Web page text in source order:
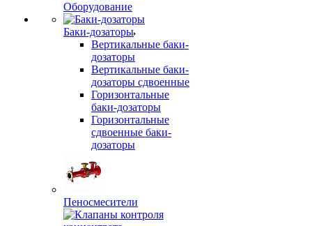
Оборудование
Баки-дозаторы
Вертикальные баки-
дозаторы
Вертикальные баки-
дозаторы сдвоенные
Горизонтальные
баки-дозаторы
Горизонтальные
сдвоенные баки-
дозаторы
Пеносмесители